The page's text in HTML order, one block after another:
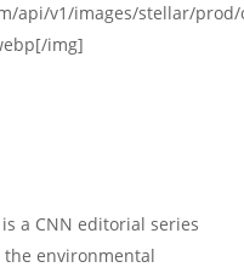
api/v1/images/stellar/
img]
a CNN editorial series
environmental